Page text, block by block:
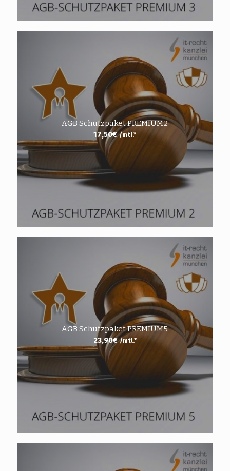
AGB Schutzpaket PREMIUM2
17,50€ /mtl.*
AGB Schutzpaket PREMIUM5
23,90€ /mtl.*